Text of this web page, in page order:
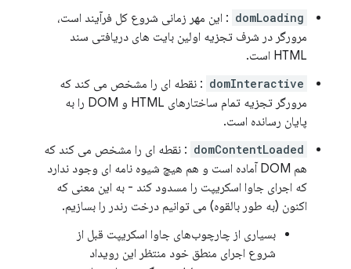
domLoading : این مهر زمانی شروع کل فرآیند است،
مرورگر در شرف تجزیه اولین بایت های دریافتی سند
HTML است.
domInteractive : نقطه ای را مشخص می کند که
مرورگر تجزیه تمام ساختارهای HTML و DOM را به
پایان رسانده است.
domContentLoaded : نقطه ای را مشخص می کند که
هم DOM آماده است و هم هیچ شیوه نامه ای وجود ندارد
که اجرای جاوا اسکریپت را مسدود کند - به این معنی که
اکنون (به طور بالقوه) می توانیم درخت رندر را بسازیم.
بسیاری از چارچوب‌های جاوا اسکریپت قبل از
شروع اجرای منطق خود منتظر این رویداد